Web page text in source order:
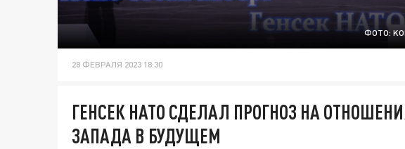
ФОТО:
28 ФЕВРАЛЯ 2023 18:30
ГЕНСЕК НАТО СДЕЛАЛ ПРОГНОЗ НА
ЗАПАДА В БУДУЩЕМ